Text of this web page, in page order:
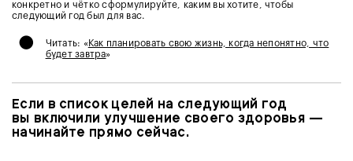
конкретно и чётко сформулируйте, каким вы хотите, чтобы
следующий год был для вас.
• Читать: «Как планировать свою жизнь, когда непонятно, что
будет завтра»
Если в список целей на следующий год
вы включили улучшение своего здоровья —
начинайте прямо сейчас.